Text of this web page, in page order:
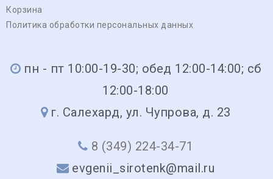
Корзина
Политика обработки персональных данных
пн - пт 10:00-19-30; обед 12:00-14:00; сб
12:00-18:00
г. Салехард, ул. Чупрова, д. 23
8 (349) 224-34-71
evgenii_sirotenk@mail.ru